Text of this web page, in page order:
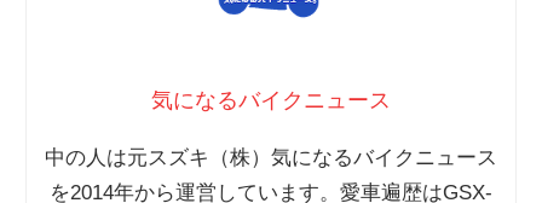
気になるバイクニュース
中の人は元スズキ（株）気になるバイクニュース
を2014年から運営しています。愛車遍歴はGSX-